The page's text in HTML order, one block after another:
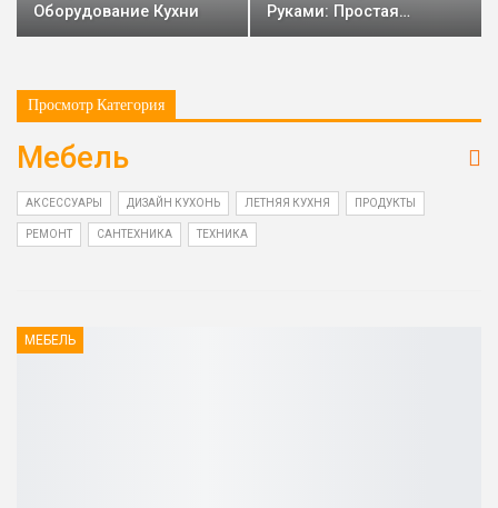
Оборудование Кухни
Руками: Простая…
Просмотр Категория
Мебель
АКСЕССУАРЫ ДИЗАЙН КУХОНЬ ЛЕТНЯЯ КУХНЯ ПРОДУКТЫ
РЕМОНТ САНТЕХНИКА ТЕХНИКА
МЕБЕЛЬ